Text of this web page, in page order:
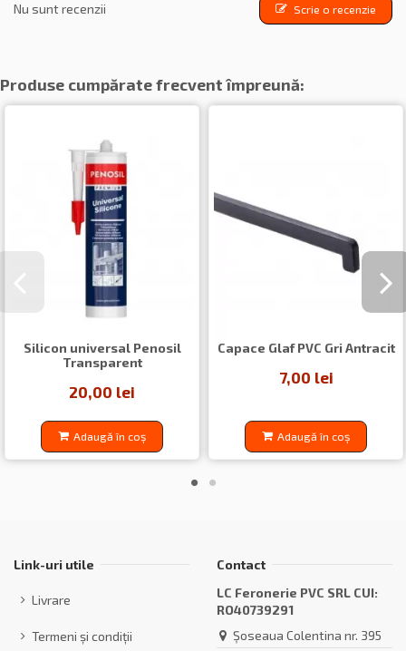
Nu sunt recenzii Scrie o recenzie
Produse cumpărate frecvent împreună:
Silicon universal Penosil
Transparent
20,00 lei
Adaugă în coș
Capace Glaf PVC Gri Antracit
7,00 lei
Adaugă în coș
Link-uri utile
Livrare
Termeni și condiții
Contact
LC Feronerie PVC SRL CUI:
RO40739291
Șoseaua Colentina nr. 395